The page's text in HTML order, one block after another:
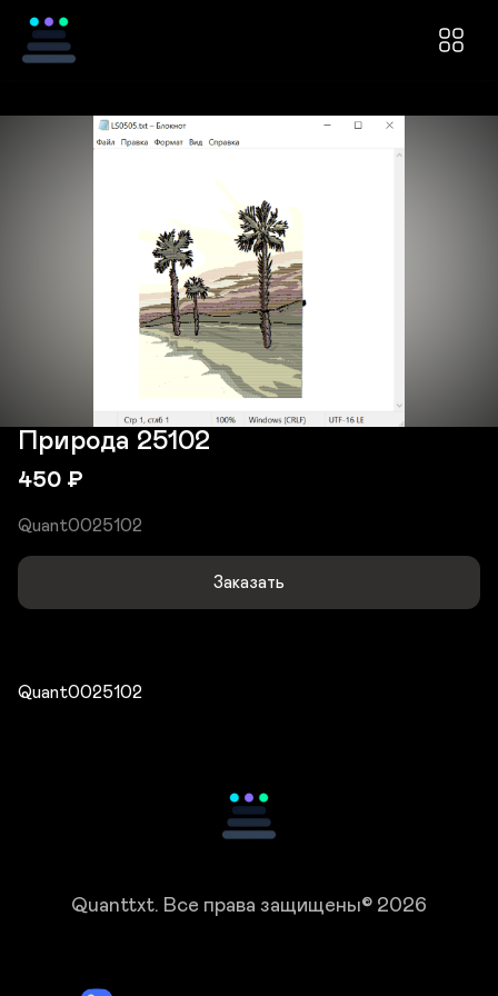
Природа 25102
450 ₽
Quant0025102
Заказать
Quant0025102
Quanttxt. Все права защищены© 2026